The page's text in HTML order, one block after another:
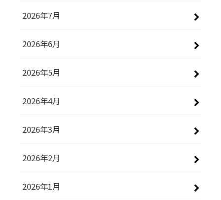
2026年7月
2026年6月
2026年5月
2026年4月
2026年3月
2026年2月
2026年1月